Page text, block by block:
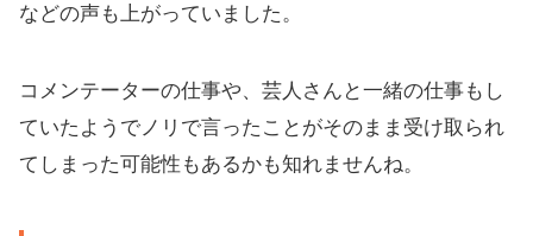
などの声も上がっていました。
コメンテーターの仕事や、芸人さんと一緒の仕事もし
ていたようでノリで言ったことがそのまま受け取られ
てしまった可能性もあるかも知れませんね。